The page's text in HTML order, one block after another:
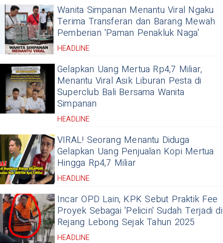
Wanita Simpanan Menantu Viral Ngaku
Terima Transferan dan Barang Mewah
Pemberian 'Paman Penakluk Naga'
HEADLINE
Gelapkan Uang Mertua Rp4,7 Miliar,
Menantu Viral Asik Liburan Pesta di
Superclub Bali Bersama Wanita
Simpanan
HEADLINE
VIRAL! Seorang Menantu Diduga
Gelapkan Uang Penjualan Kopi Mertua
Hingga Rp4,7 Miliar
HEADLINE
Incar OPD Lain, KPK Sebut Praktik Fee
Proyek Sebagai 'Pelicin' Sudah Terjadi di
Rejang Lebong Sejak Tahun 2025
HEADLINE